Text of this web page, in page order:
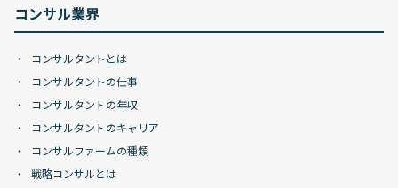
コンサル業界
コンサルタントとは
コンサルタントの仕事
コンサルタントの年収
コンサルタントのキャリア
コンサルファームの種類
戦略コンサルとは